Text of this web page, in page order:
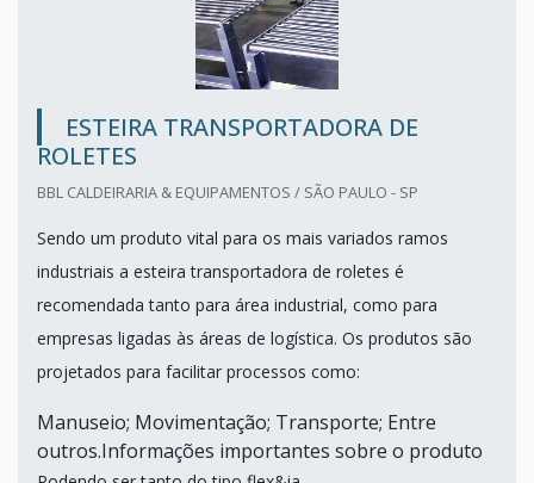
ESTEIRA TRANSPORTADORA DE
ROLETES
BBL CALDEIRARIA & EQUIPAMENTOS / SÃO PAULO - SP
Sendo um produto vital para os mais variados ramos
industriais a esteira transportadora de roletes é
recomendada tanto para área industrial, como para
empresas ligadas às áreas de logística. Os produtos são
projetados para facilitar processos como:
Manuseio; Movimentação; Transporte; Entre
outros.Informações importantes sobre o produto